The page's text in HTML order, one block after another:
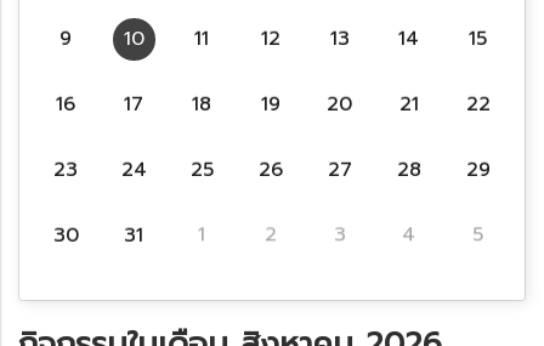
9 10 11 12 13 14 15
16 17 18 19 20 21 22
23 24 25 26 27 28 29
30 31 1 2 3 4 5